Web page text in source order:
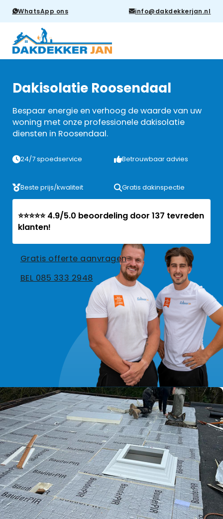
WhatsApp ons info@dakdekkerjan.nl
Dakisolatie Roosendaal
Bespaar energie en verhoog de waarde van uw
woning met onze professionele dakisolatie
diensten in Roosendaal.
24/7 spoedservice Betrouwbaar advies
Beste prijs/kwaliteit Gratis dakinspectie
⭐⭐⭐⭐⭐ 4.9/5.0 beoordeling door 137 tevreden
klanten!
Gratis offerte aanvragen
BEL 085 333 2948